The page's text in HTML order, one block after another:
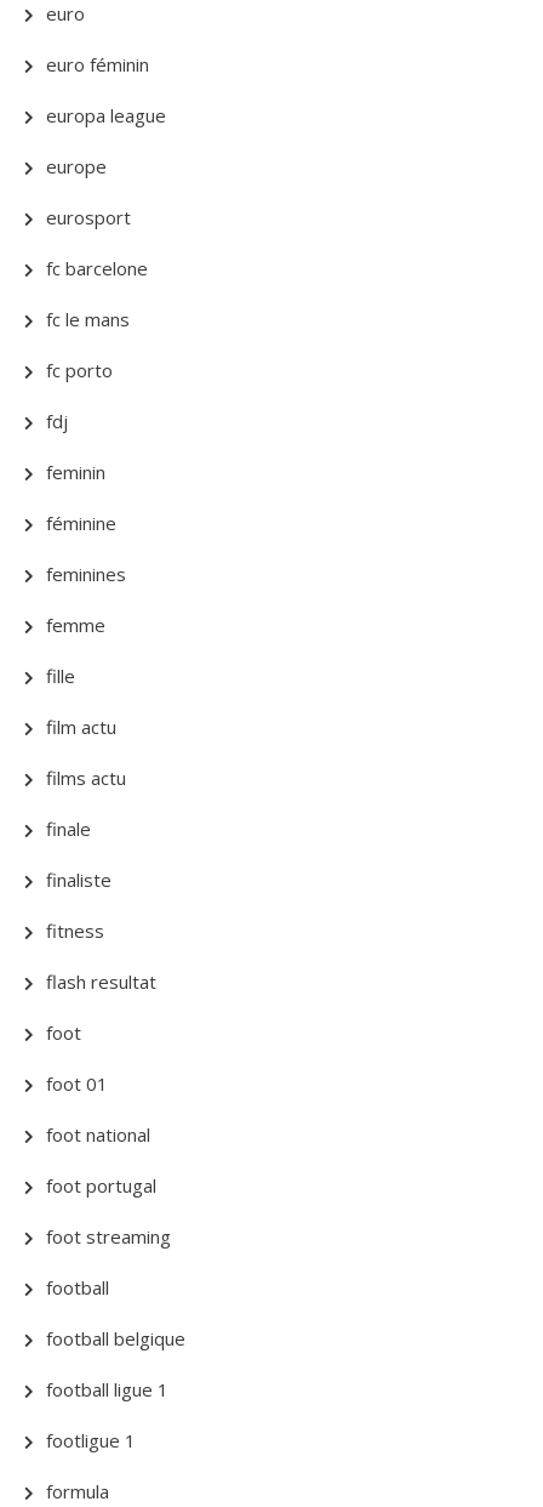
euro
euro féminin
europa league
europe
eurosport
fc barcelone
fc le mans
fc porto
fdj
feminin
féminine
feminines
femme
fille
film actu
films actu
finale
finaliste
fitness
flash resultat
foot
foot 01
foot national
foot portugal
foot streaming
football
football belgique
football ligue 1
footligue 1
formula